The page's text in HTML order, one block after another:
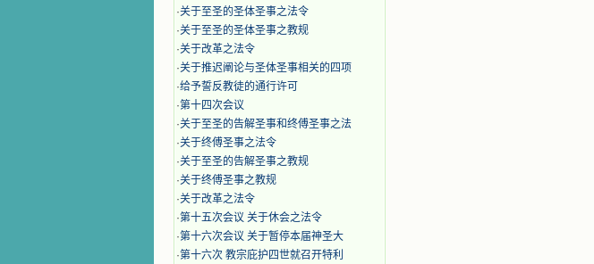
·关于至圣的圣体圣事之法令
·关于至圣的圣体圣事之教规
·关于改革之法令
·关于推迟阐论与圣体圣事相关的四项
·给予誓反教徒的通行许可
·第十四次会议
·关于至圣的告解圣事和终傅圣事之法
·关于终傅圣事之法令
·关于至圣的告解圣事之教规
·关于终傅圣事之教规
·关于改革之法令
·第十五次会议 关于休会之法令
·第十六次会议 关于暂停本届神圣大
·第十六次 教宗庇护四世就召开特利